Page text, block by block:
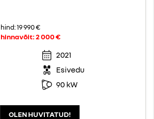
hind:19 990 €
hinnavõit:2 000 €
2021
Esivedu
90 kW
OLEN HUVITATUD!